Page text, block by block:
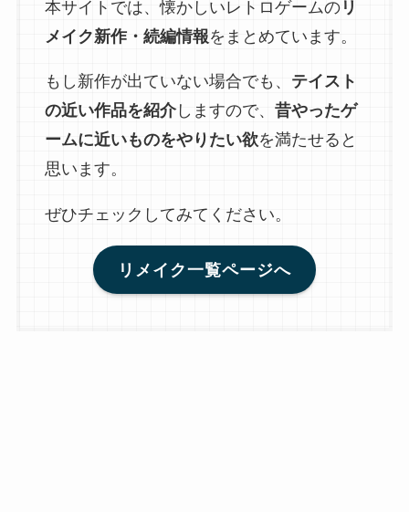
本サイトでは、懐かしいレトロゲームのリ
メイク新作・続編情報をまとめています。
もし新作が出ていない場合でも、 テイスト
の近い作品を紹介しますので、 昔やったゲ
ームに近いものをやりたい欲を満たせると
思います。
ぜひチェックしてみてください。
リメイク一覧ページへ